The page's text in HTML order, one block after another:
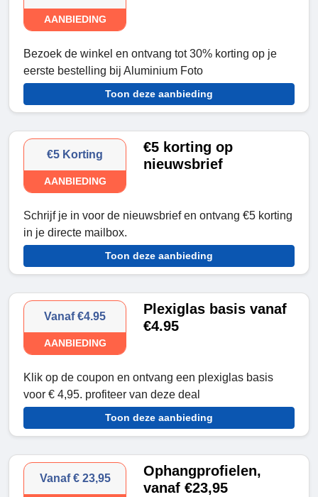
AANBIEDING
Bezoek de winkel en ontvang tot 30% korting op je
eerste bestelling bij Aluminium Foto
Toon deze aanbieding
€5 Korting
AANBIEDING
€5 korting op
nieuwsbrief
Schrijf je in voor de nieuwsbrief en ontvang €5 korting
in je directe mailbox.
Toon deze aanbieding
Vanaf €4.95
AANBIEDING
Plexiglas basis vanaf
€4.95
Klik op de coupon en ontvang een plexiglas basis
voor € 4,95. profiteer van deze deal
Toon deze aanbieding
Vanaf € 23,95
Ophangprofielen,
vanaf €23,95